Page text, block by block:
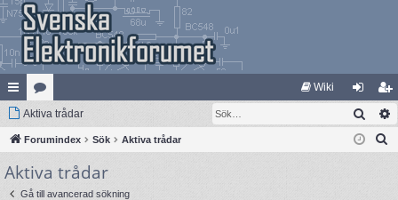
na
bb
lä
nk
at
eg
ori
er
Wiki
og
ga
li
m
Aktiva trådar Sök
Forumindex Sök Aktiva trådar
Aktiva trådar
Gå till avancerad sökning